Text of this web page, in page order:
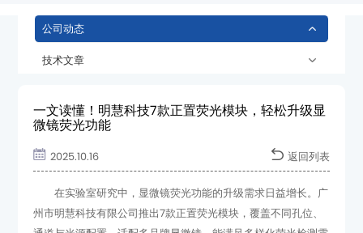
公司动态
技术文章
微镜荧光功能
2025.10.16 返回列表